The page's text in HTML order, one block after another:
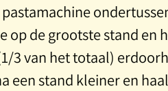
op de grootste stand en
3 van het totaal)
een stand kleiner en